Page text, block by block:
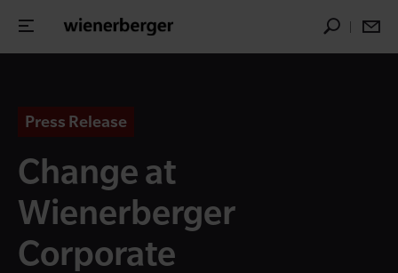
Press Release
Change at
Wienerberger
Corporate